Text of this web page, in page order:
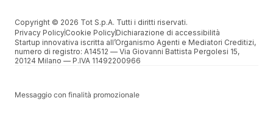
Copyright © 2026 Tot S.p.A. Tutti i diritti riservati.
Privacy PolicyCookie PolicyDichiarazione di accessibilità
Startup innovativa iscritta all’Organismo Agenti e Mediatori Creditizi,
numero di registro: A14512 –– Via Giovanni Battista Pergolesi 15,
20124 Milano –– P.IVA 11492200966
Messaggio con finalità promozionale